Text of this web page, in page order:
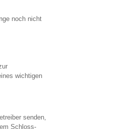
noch nicht
wichtigen
senden,
Schloss-